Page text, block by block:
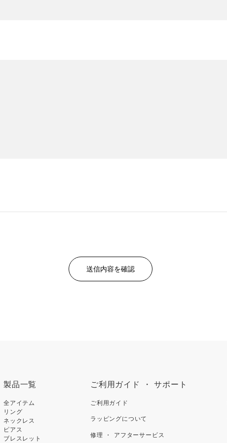
製品一覧
全アイテム
リング
ネックレス
ピアス
ブレスレット
ご利用ガイド ・ サポート
ご利用ガイド
ラッピングについて
修理 ・ アフターサービス